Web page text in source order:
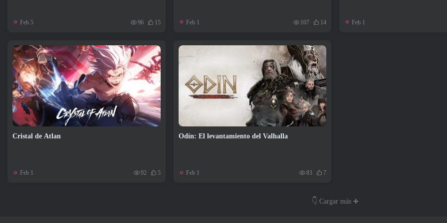
Feb 5 96 15 Feb 1 107 14 Feb 1
Cristal de Atlan
Feb 1 92 5
Odín: El levantamiento del Valhalla
Feb 1 83 7
👇 Cargar más ➕